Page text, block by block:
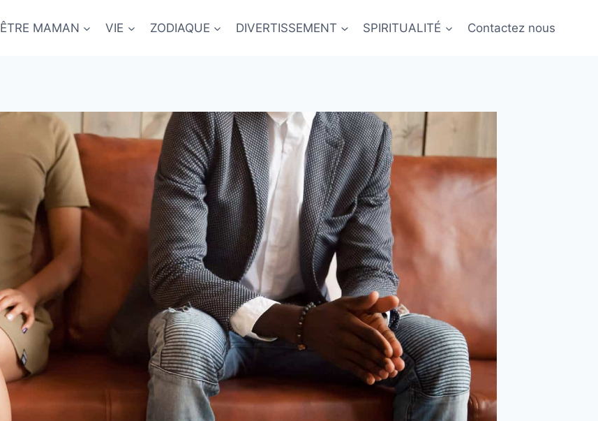
ÊTRE MAMAN VIE ZODIAQUE DIVERTISSEMENT SPIRITUALITÉ Contactez nous